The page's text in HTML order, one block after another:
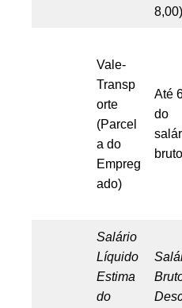
8,00)
Vale-
Transp
orte
(Parcel
a do
Empreg
ado)
Até
do
bruto
Salário
Líquido
Estima
do